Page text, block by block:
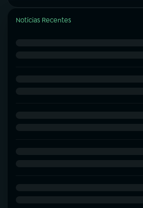
Notícias Recentes